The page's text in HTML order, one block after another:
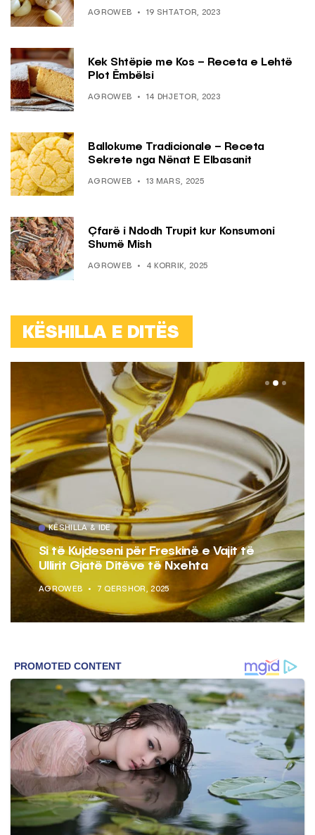
AGROWEB 19 SHTATOR, 2023
Kek Shtëpie me Kos – Receta e Lehtë
Plot Ëmbëlsi
AGROWEB 14 DHJETOR, 2023
Ballokume Tradicionale – Receta
Sekrete nga Nënat E Elbasanit
AGROWEB 13 MARS, 2025
Çfarë i Ndodh Trupit kur Konsumoni
Shumë Mish
AGROWEB 4 KORRIK, 2025
KËSHILLA E DITËS
KËSHILLA & IDE
Si të Kujdeseni për Freskinë e Vajit të
Ullirit Gjatë Ditëve të Nxehta
AGROWEB 7 QERSHOR, 2025